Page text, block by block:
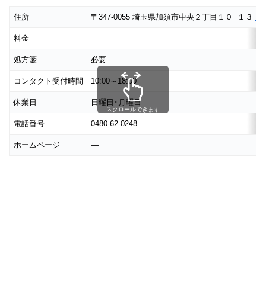
住所 〒347-0055 埼玉県加須市中央２丁目１０−１３
料金 ―
処方箋 必要
コンタクト受付時間 10:00～18:00
休業日 日曜日･月曜日
電話番号 0480-62-0248
ホームページ ―
スクロールできます